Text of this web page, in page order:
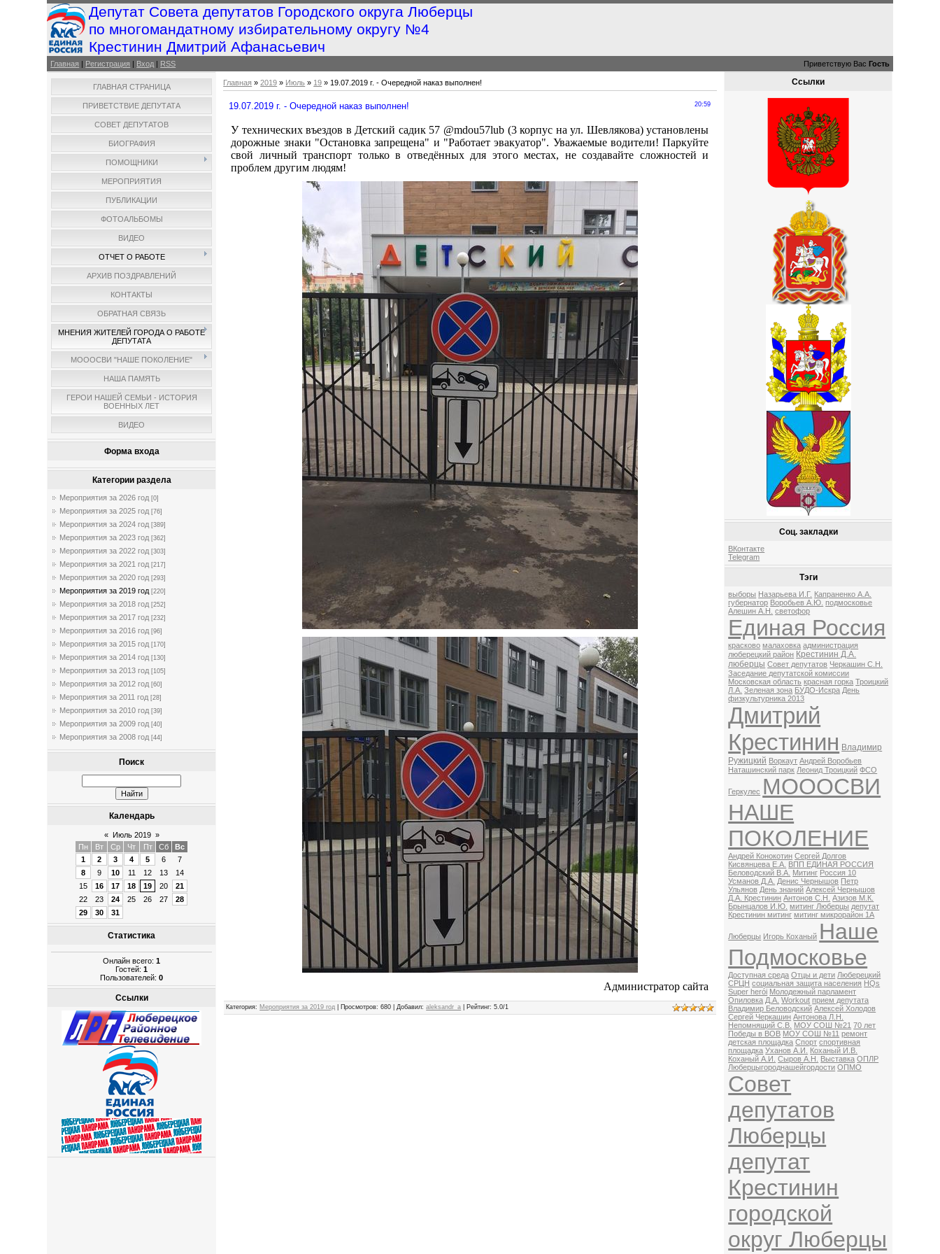
Депутат Совета депутатов Городского округа Люберцы
по многомандатному избирательному округу №4
Крестинин Дмитрий Афанасьевич
Главная | Регистрация | Вход | RSS Приветствую Вас Гость
ГЛАВНАЯ СТРАНИЦА
ПРИВЕТСТВИЕ ДЕПУТАТА
СОВЕТ ДЕПУТАТОВ
БИОГРАФИЯ
ПОМОЩНИКИ
МЕРОПРИЯТИЯ
ПУБЛИКАЦИИ
ФОТОАЛЬБОМЫ
ВИДЕО
ОТЧЕТ О РАБОТЕ
АРХИВ ПОЗДРАВЛЕНИЙ
КОНТАКТЫ
ОБРАТНАЯ СВЯЗЬ
МНЕНИЯ ЖИТЕЛЕЙ ГОРОДА О РАБОТЕ
ДЕПУТАТА
МОООСВИ "НАШЕ ПОКОЛЕНИЕ"
НАША ПАМЯТЬ
ГЕРОИ НАШЕЙ СЕМЬИ - ИСТОРИЯ
ВОЕННЫХ ЛЕТ
ВИДЕО
Форма входа
Категории раздела
Мероприятия за 2026 год [0]
Мероприятия за 2025 год [76]
Мероприятия за 2024 год [389]
Мероприятия за 2023 год [362]
Мероприятия за 2022 год [303]
Мероприятия за 2021 год [217]
Мероприятия за 2020 год [293]
Мероприятия за 2019 год [220]
Мероприятия за 2018 год [252]
Мероприятия за 2017 год [232]
Мероприятия за 2016 год [96]
Мероприятия за 2015 год [170]
Мероприятия за 2014 год [130]
Мероприятия за 2013 год [105]
Мероприятия за 2012 год [60]
Мероприятия за 2011 год [28]
Мероприятия за 2010 год [39]
Мероприятия за 2009 год [40]
Мероприятия за 2008 год [44]
Поиск
Календарь
« Июль 2019 »
Пн
Вт Ср Чт Пт Сб
Вс
1
2 3 4 5 6
7
8
9 10 11 12 13
14
15
16 17 18 19 20
21
22
23 24 25 26 27
28
29
30 31
Статистика
Онлайн всего:1
Гостей:1
Пользователей:0
Ссылки
Главная »2019 » Июль » 19 » 19.07.2019 г. - Очередной наказ выполнен!
20:59
19.07.2019 г. - Очередной наказ выполнен!
У технических въездов в Детский садик 57 @mdou57lub (3 корпус на ул. Шевлякова) установлены
дорожные знаки "Остановка запрещена" и "Работает эвакуатор". Уважаемые водители! Паркуйте
свой личный транспорт только в отведённых для этого местах, не создавайте сложностей и
проблем другим людям!
Администратор сайта
Категория: Мероприятия за 2019 год Просмотров: 680 | Добавил:aleksandr_a Рейтинг:5.0/1
Ссылки
Соц. закладки
ВКонтакте
Telegram
Тэги
выборы Назарьева И.Г. Капраненко А.А.
губернатор Воробьев А.Ю. подмосковье
Алешин А.Н.
светофор
Единая Россия
красково малаховка администрация
люберецкий район Крестинин Д.А.
люберцы Совет депутатов Черкашин С.Н.
Заседание депутатской комиссии
Московская область красная горка Троицкий
Л.А. Зеленая зона БУДО-Искра День
физкультурника 2013
Дмитрий
Крестинин Владимир
Ружицкий Воркаут Андрей Воробьев
Наташинский парк Леонид Троицкий ФСО
Геркулес МОООСВИ
НАШЕ
ПОКОЛЕНИЕ
Андрей Конокотин Сергей Долгов
Кисвянцева Е.А. ВПП ЕДИНАЯ РОССИЯ
Беловодский В.А. Митинг Россия 10
Усманов Д.А. Денис Чернышов Петр
Ульянов День знаний Алексей Чернышов
Д.А. Крестинин Антонов С.Н.
Азизов М.К.
Брынцалов И.Ю. митинг Люберцы депутат
Крестинин митинг митинг микрорайон 1А
Люберцы Игорь Коханый Наше
Подмосковье
Доступная среда Отцы и дети Люберецкий
СРЦН социальная защита населения HQs
Super herói Молодежный парламент
Опиловка Д.А. Workout прием депутата
Владимир Беловодский Алексей Холодов
Сергей Черкашин Антонова Л.Н.
Непомнящий С.В. МОУ СОШ №21 70 лет
Победы в ВОВ МОУ СОШ №11 ремонт
детская площадка Спорт спортивная
площадка Уханов А.И.
Коханый И.В.
Коханый А.И.
Сыров А.Н. Выставка ОПЛР
Люберцыгороднашейгордости ОПМО
Совет
депутатов
Люберцы
депутат
Крестинин
городской
округ Люберцы